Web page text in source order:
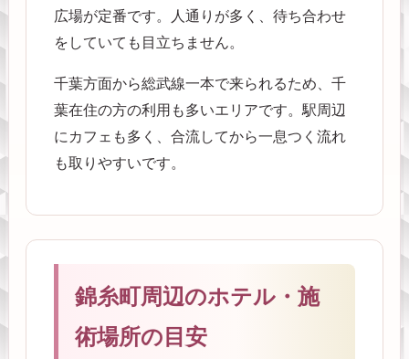
広場が定番です。人通りが多く、待ち合わせ
をしていても目立ちません。
千葉方面から総武線一本で来られるため、千
葉在住の方の利用も多いエリアです。駅周辺
にカフェも多く、合流してから一息つく流れ
も取りやすいです。
錦糸町周辺のホテル・施
術場所の目安